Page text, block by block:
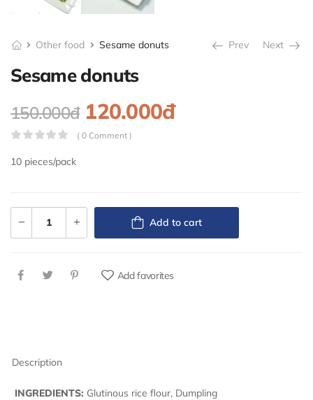
Other food Sesame donuts Prev Next
Sesame donuts
150.000đ 120.000đ
( 0 Comment )
10 pieces/pack
Add to cart
Add favorites
Description
INGREDIENTS: Glutinous rice flour, Dumpling